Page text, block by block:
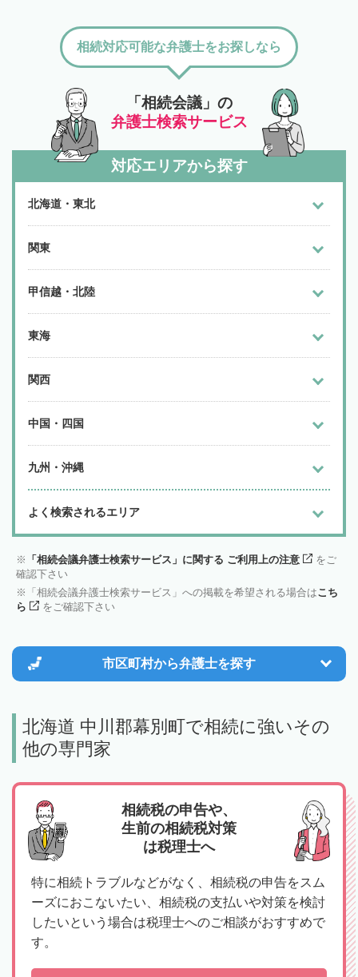
「相続会議」の
弁護士検索サービス
相続対応可能な弁護士をお探しなら
対応エリアから探す
北海道・東北
関東
甲信越・北陸
東海
関西
中国・四国
九州・沖縄
よく検索されるエリア
「相続会議弁護士検索サービス」に関する ご利用上の注意
をご
確認下さい
「相続会議弁護士検索サービス」への掲載を希望される場合はこち
ら
をご確認下さい
市区町村から弁護士を探す
北海道 中川郡幕別町で相続に強いその
他の専門家
相続税の申告や、
生前の相続税対策
は税理士へ
特に相続トラブルなどがなく、相続税の申告をスム
ーズにおこないたい、相続税の支払いや対策を検討
したいという場合は税理士へのご相談がおすすめで
す。